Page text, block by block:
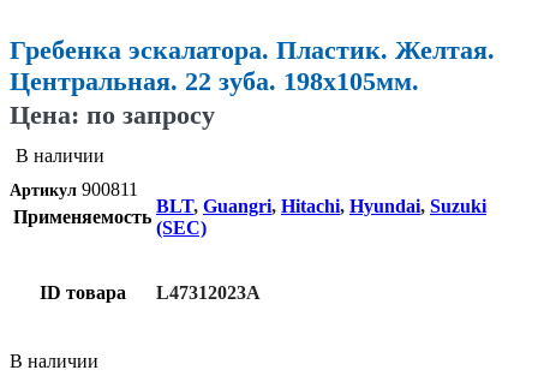
Гребенка эскалатора. Пластик. Желтая.
Центральная. 22 зуба. 198х105мм.
Цена: по запросу
В наличии
Артикул 900811
Применяемость
BLT, Guangri, Hitachi, Hyundai, Suzuki
(SEC)
ID товара L47312023A
В наличии